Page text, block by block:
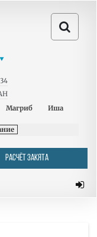
Магриб Иша
РАСЧЁТ ЗАКЯТА